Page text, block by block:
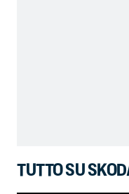
TUTTO SU